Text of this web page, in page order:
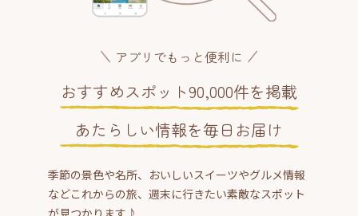
アプリでもっと便利に
おすすめスポット90,000件を掲載
あたらしい情報を毎日お届け
季節の景色や名所、おいしいスイーツやグルメ情報
などこれからの旅、週末に行きたい素敵なスポット